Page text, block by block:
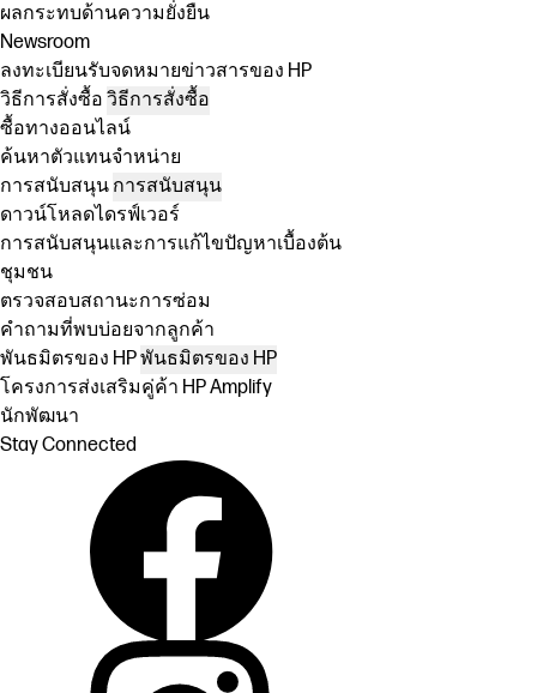
ผลกระทบด้านความยั่งยืน
Newsroom
ลงทะเบียนรับจดหมายข่าวสารของ HP
วิธีการสั่งซื้อ วิธีการสั่งซื้อ
ซื้อทางออนไลน์
ค้นหาตัวแทนจำหน่าย
การสนับสนุน การสนับสนุน
ดาวน์โหลดไดรฟ์เวอร์
การสนับสนุนและการแก้ไขปัญหาเบื้องต้น
ชุมชน
ตรวจสอบสถานะการซ่อม
คำถามที่พบบ่อยจากลูกค้า
พันธมิตรของ HPพันธมิตรของ HP
โครงการส่งเสริมคู่ค้า HP Amplify
นักพัฒนา
Stay Connected